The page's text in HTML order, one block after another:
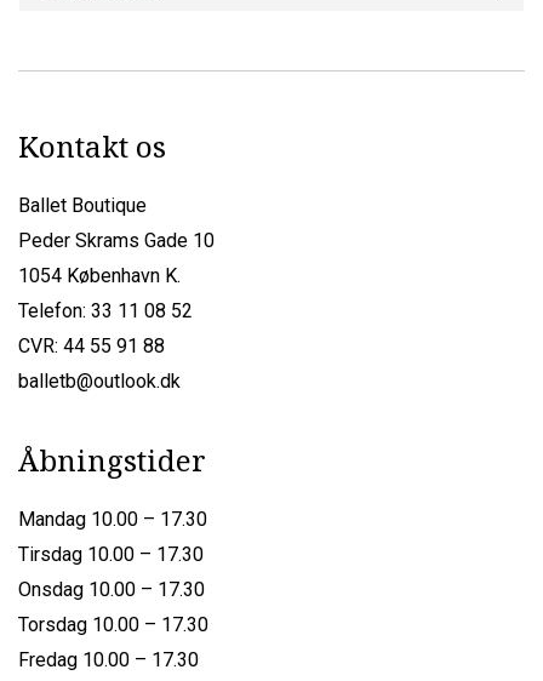
Kontakt os
Ballet Boutique
Peder Skrams Gade 10
1054 København K.
Telefon: 33 11 08 52
CVR: 44 55 91 88
balletb@outlook.dk
Åbningstider
Mandag 10.00 – 17.30
Tirsdag 10.00 – 17.30
Onsdag 10.00 – 17.30
Torsdag 10.00 – 17.30
Fredag 10.00 – 17.30